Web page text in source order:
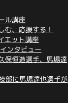
ル講座
む、応援する！
エット講座
ンタビュー
保恒造選手、馬場達
部に馬場達也選手が